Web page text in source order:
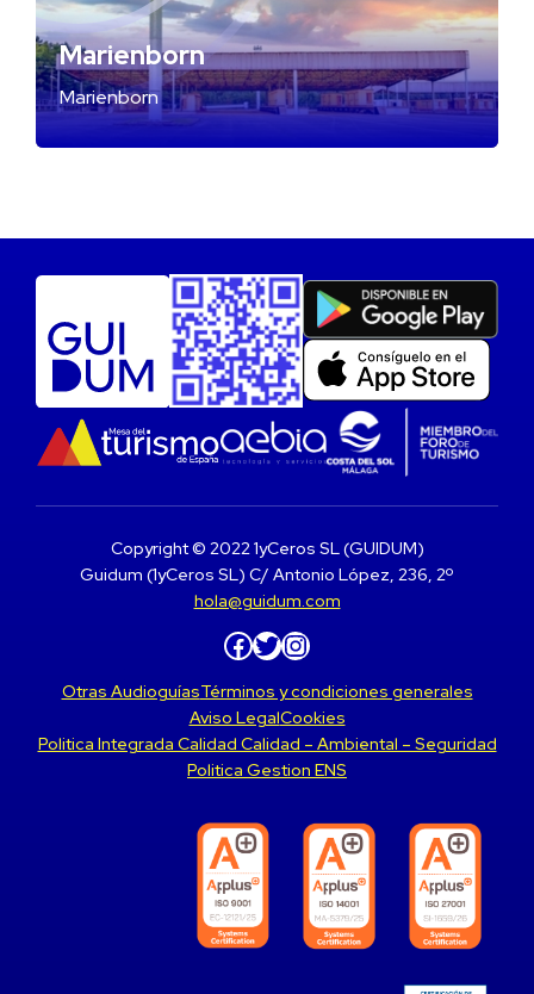
Marienborn
Marienborn
Copyright © 2022 1yCeros SL (GUIDUM)
Guidum (1yCeros SL) C/ Antonio López, 236, 2º
hola@guidum.com
Facebook Twitter Instagram
Otras AudioguíasTérminos y condiciones generales
Aviso LegalCookies
Politica Integrada Calidad Calidad – Ambiental – Seguridad
Politica Gestion ENS